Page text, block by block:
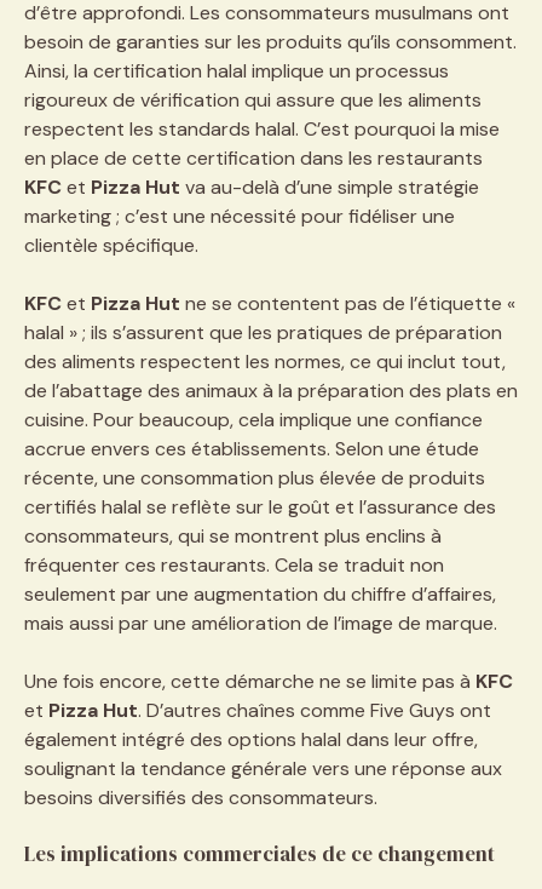
d’être approfondi. Les consommateurs musulmans ont
besoin de garanties sur les produits qu’ils consomment.
Ainsi, la certification halal implique un processus
rigoureux de vérification qui assure que les aliments
respectent les standards halal. C’est pourquoi la mise
en place de cette certification dans les restaurants
KFCet Pizza Hut va au-delà d’une simple stratégie
marketing ; c’est une nécessité pour fidéliser une
clientèle spécifique.
KFCet Pizza Hut ne se contentent pas de l’étiquette «
halal » ; ils s’assurent que les pratiques de préparation
des aliments respectent les normes, ce qui inclut tout,
de l’abattage des animaux à la préparation des plats en
cuisine. Pour beaucoup, cela implique une confiance
accrue envers ces établissements. Selon une étude
récente, une consommation plus élevée de produits
certifiés halal se reflète sur le goût et l’assurance des
consommateurs, qui se montrent plus enclins à
fréquenter ces restaurants. Cela se traduit non
seulement par une augmentation du chiffre d’affaires,
mais aussi par une amélioration de l’image de marque.
Une fois encore, cette démarche ne se limite pas à KFC
et Pizza Hut. D’autres chaînes comme Five Guys ont
également intégré des options halal dans leur offre,
soulignant la tendance générale vers une réponse aux
besoins diversifiés des consommateurs.
Les implications commerciales de ce changement